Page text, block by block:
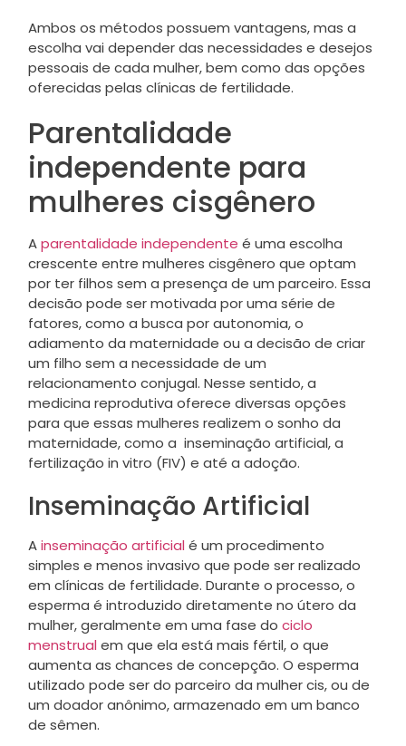
Ambos os métodos possuem vantagens, mas a
escolha vai depender das necessidades e desejos
pessoais de cada mulher, bem como das opções
oferecidas pelas clínicas de fertilidade.
Parentalidade
independente para
mulheres cisgênero
Aparentalidade independente é uma escolha
crescente entre mulheres cisgênero que optam
por ter filhos sem a presença de um parceiro. Essa
decisão pode ser motivada por uma série de
fatores, como a busca por autonomia, o
adiamento da maternidade ou a decisão de criar
um filho sem a necessidade de um
relacionamento conjugal. Nesse sentido, a
medicina reprodutiva oferece diversas opções
para que essas mulheres realizem o sonho da
maternidade, como a inseminação artificial, a
fertilização in vitro (FIV) e até a adoção.
Inseminação Artificial
Ainseminação artificial é um procedimento
simples e menos invasivo que pode ser realizado
em clínicas de fertilidade. Durante o processo, o
esperma é introduzido diretamente no útero da
mulher, geralmente em uma fase do ciclo
menstrual em que ela está mais fértil, o que
aumenta as chances de concepção. O esperma
utilizado pode ser do parceiro da mulher cis, ou de
um doador anônimo, armazenado em um banco
de sêmen.